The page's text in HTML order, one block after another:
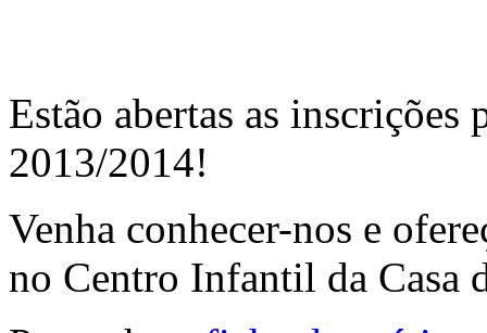
Estão abertas as
2013/2014!
Venha conhecer-nos e
no Centro Infantil da Casa